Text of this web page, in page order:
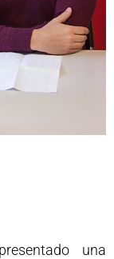
una